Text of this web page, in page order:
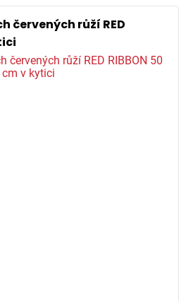
červených růží RED